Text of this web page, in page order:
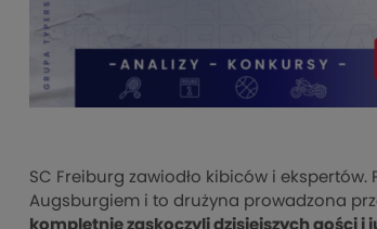
SC Freiburg zawiodło kibiców i
Augsburgiem i to drużyna prowadzona
kompletnie zaskoczyli dzisiejszych gości i